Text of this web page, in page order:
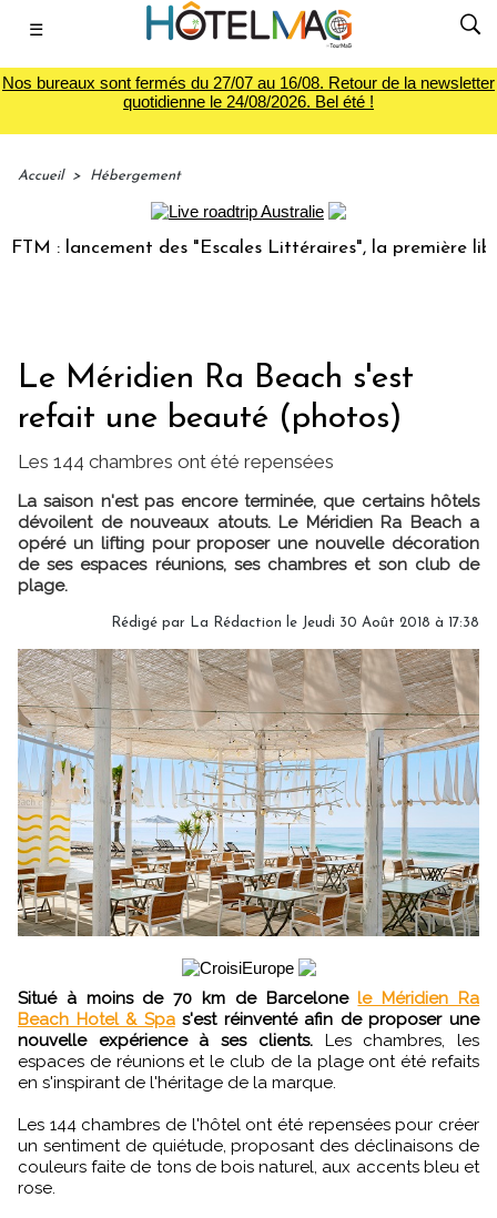
☰
Nos bureaux sont fermés du 27/07 au 16/08. Retour de la newsletter
quotidienne le 24/08/2026. Bel été !
Accueil > Hébergement
: lancement des "Escales Littéraires", la première librairie
Le Méridien Ra Beach s'est
refait une beauté (photos)
Les 144 chambres ont été repensées
La saison n'est pas encore terminée, que certains hôtels
dévoilent de nouveaux atouts. Le Méridien Ra Beach a
opéré un lifting pour proposer une nouvelle décoration
de ses espaces réunions, ses chambres et son club de
plage.
Rédigé par La Rédaction le Jeudi 30 Août 2018 à 17:38
Situé à moins de 70 km de Barcelone le Méridien Ra
Beach Hotel & Spa s'est réinventé afin de proposer une
nouvelle expérience à ses clients.Les chambres, les
espaces de réunions et le club de la plage ont été refaits
en s'inspirant de l'héritage de la marque.
Les 144 chambres de l'hôtel ont été repensées pour créer
un sentiment de quiétude, proposant des déclinaisons de
couleurs faite de tons de bois naturel, aux accents bleu et
rose.